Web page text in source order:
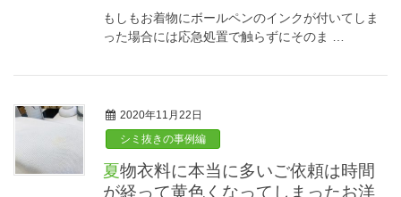
もしもお着物にボールペンのインクが付いてしま
った場合には応急処置で触らずにそのま …
2020年11月22日
シミ抜きの事例編
夏物衣料に本当に多いご依頼は時間
が経って黄色くなってしまったお洋